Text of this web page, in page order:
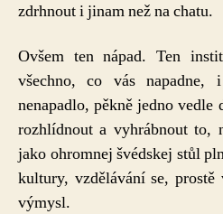
zdrhnout i jinam než na chatu.
Ovšem ten nápad. Ten
všechno, co vás
nenapadlo, pěkně jedno vedle
rozhlídnout a vyhrábnout to,
jako ohromnej švédskej stůl
kultury, vzdělávání se,
výmysl.